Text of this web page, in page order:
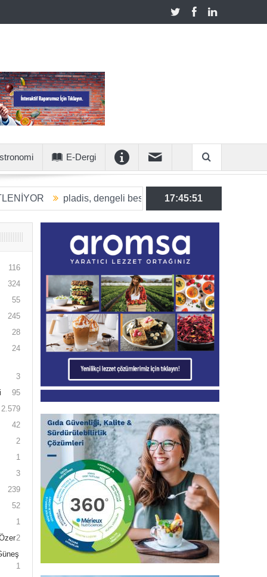
E-Dergi
pladis, dengeli beslenmeye katkı sunan ürün hacmini
17:45:52
116
324
55
245
28
24
3
95
2.579
42
2
1
3
239
52
1
2
1